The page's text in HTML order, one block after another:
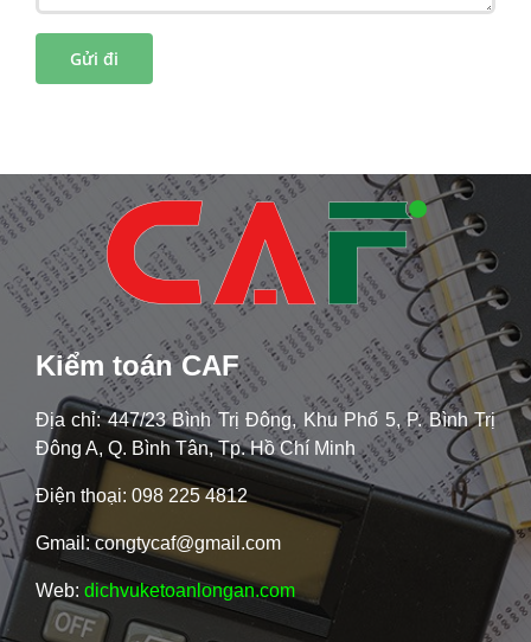
Kiểm toán CAF
Địa chỉ: 447/23 Bình Trị Đông, Khu Phố 5, P. Bình Trị
Đông A, Q. Bình Tân, Tp. Hồ Chí Minh
Điện thoại: 098 225 4812
Gmail: congtycaf@gmail.com
Web: dichvuketoanlongan.com